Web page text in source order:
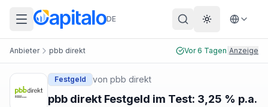
DE Theme
Anbieter pbb direkt Vor 6 Tagen Anzeige
Festgeld von pbb direkt
pbb direkt Festgeld im Test: 3,25 % p.a.